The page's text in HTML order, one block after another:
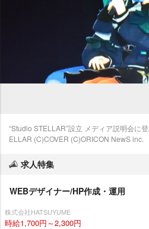
“Studio STELLAR”設立 メディア説明会に
ELLAR (C)COVER (C)ORICON NewS inc.
求人特集
WEBデザイナー/HP作成・運用
株式会社HATSUYUME
時給1,700円～2,300円